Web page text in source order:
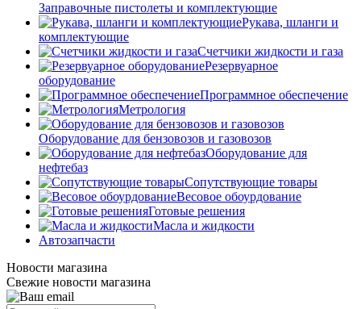
Заправочные пистолеты и комплектующие
Рукава, шланги и
комплектующие
Счетчики жидкости и газа
Резервуарное
оборудование
Программное обеспечение
Метрология
Оборудование для бензовозов и газовозов
Оборудование для
нефтебаз
Сопутствующие товары
Весовое обоурдование
Готовые решения
Масла и жидкости
Автозапчасти
Новости магазина
Свежие новости магазина